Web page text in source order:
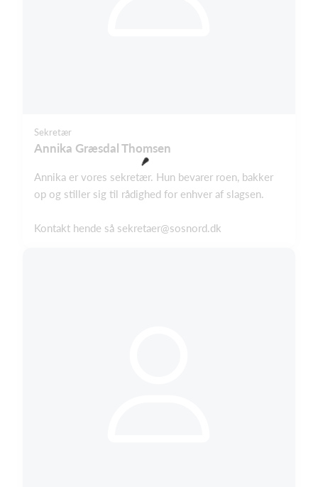
Sekretær
Annika Græsdal Thomsen
Annika er vores sekretær. Hun bevarer roen, bakker
op og stiller sig til rådighed for enhver af slagsen.
Kontakt hende så sekretaer@sosnord.dk